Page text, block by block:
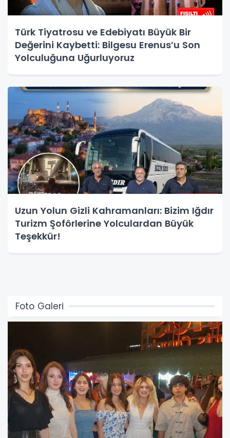
Türk Tiyatrosu ve Edebiyatı Büyük Bir
Değerini Kaybetti: Bilgesu Erenus’u Son
Yolculuğuna Uğurluyoruz
Uzun Yolun Gizli Kahramanları: Bizim Iğdır
Turizm Şoförlerine Yolculardan Büyük
Teşekkür!
Foto Galeri